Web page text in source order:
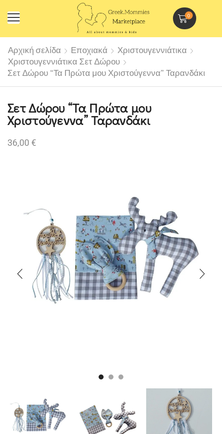
0
Αρχική σελίδα Εποχιακά
Χριστουγεννιάτικα
Χριστουγεννιάτικα Σετ Δώρου
Σετ Δώρου “Τα Πρώτα μου Χριστούγεννα” Ταρανδάκι
Σετ Δώρου “Τα Πρώτα μου
Χριστούγεννα” Ταρανδάκι
36,00 €